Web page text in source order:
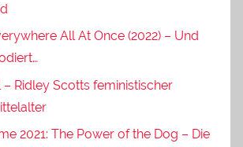
All At Once (2022) – Und
– Ridley Scotts feministischer
2021: The Power of the Dog – Die